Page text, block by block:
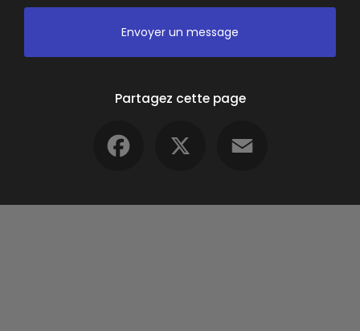
Envoyer un message
Partagez cette page